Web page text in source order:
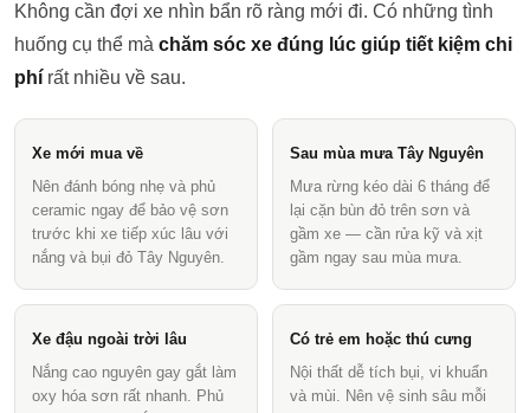
Không cần đợi xe nhìn bẩn rõ ràng mới đi. Có những tình
huống cụ thể mà chăm sóc xe đúng lúc giúp tiết kiệm chi
phí rất nhiều về sau.
Xe mới mua về
Nên đánh bóng nhẹ và phủ
ceramic ngay để bảo vệ sơn
trước khi xe tiếp xúc lâu với
nắng và bụi đỏ Tây Nguyên.
Sau mùa mưa Tây Nguyên
Mưa rừng kéo dài 6 tháng để
lại cặn bùn đỏ trên sơn và
gầm xe — cần rửa kỹ và xịt
gầm ngay sau mùa mưa.
Xe đậu ngoài trời lâu
Nắng cao nguyên gay gắt làm
oxy hóa sơn rất nhanh. Phủ
Có trẻ em hoặc thú cưng
Nội thất dễ tích bụi, vi khuẩn
và mùi. Nên vệ sinh sâu mỗi